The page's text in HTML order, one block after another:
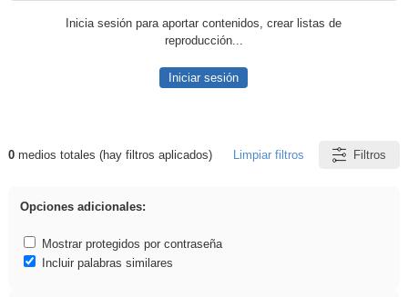
Inicia sesión para aportar contenidos, crear listas de
reproducción...
Iniciar sesión
Resultados de: iessanisidro
0medios totales (hay filtros aplicados) Limpiar filtros Filtros
Opciones adicionales:
Mostrar protegidos por contraseña
Incluir palabras similares